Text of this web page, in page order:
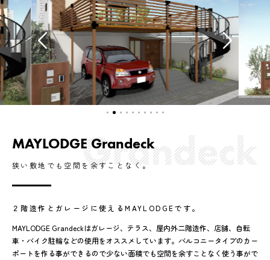
MAYLODGE Grandeck
狭い敷地でも空間を余すことなく。
２階造作とガレージに使えるMAYLODGEです。
MAYLODGE Grandeckはガレージ、テラス、屋内外二階造作、店舗、自転
車・バイク駐輪などの使用をオススメしています。バルコニータイプのカー
ポートを作る事ができるので少ない面積でも空間を余すことなく使う事がで